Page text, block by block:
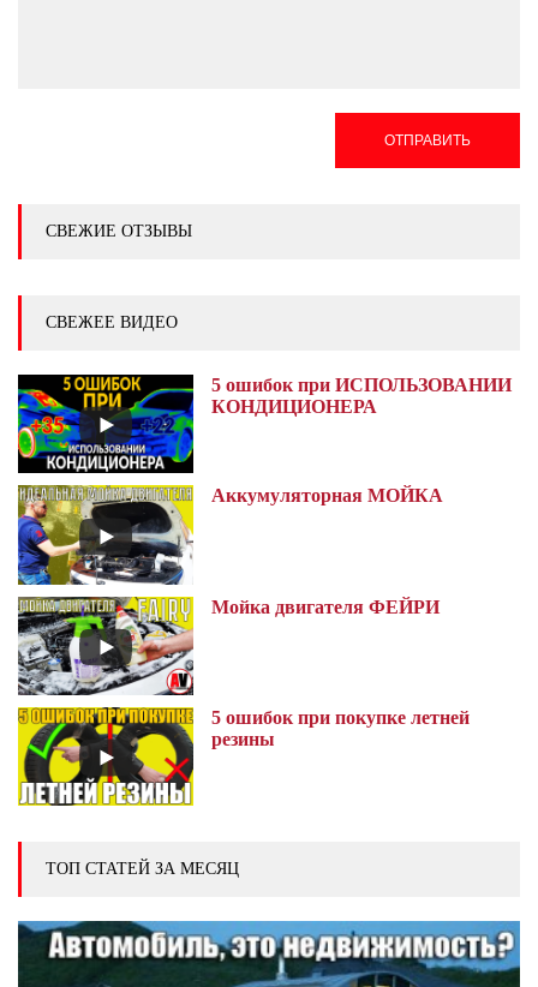
ОТПРАВИТЬ
СВЕЖИЕ ОТЗЫВЫ
СВЕЖЕЕ ВИДЕО
5 ошибок при ИСПОЛЬЗОВАНИИ
КОНДИЦИОНЕРА
Аккумуляторная МОЙКА
Мойка двигателя ФЕЙРИ
5 ошибок при покупке летней
резины
ТОП СТАТЕЙ ЗА МЕСЯЦ